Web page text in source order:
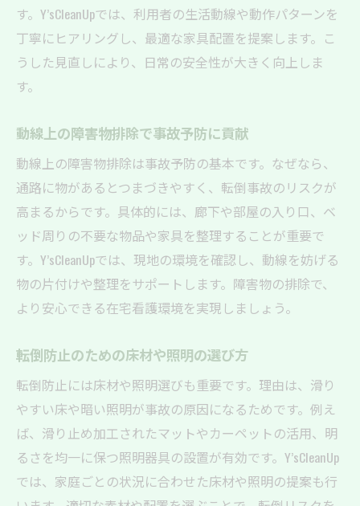
す。Y’sCleanUpでは、利用者の生活動線や動作パターンを
丁寧にヒアリングし、最適な家具配置を提案します。こ
うした見直しにより、日常の安全性が大きく向上しま
す。
動線上の障害物排除で事故予防に貢献
動線上の障害物排除は事故予防の基本です。なぜなら、
通路に物があるとつまづきやすく、転倒事故のリスクが
高まるからです。具体的には、廊下や部屋の入り口、ベ
ッド周りの不要な物品や家具を整理することが重要で
す。Y’sCleanUpでは、現地の環境を確認し、動線を妨げる
物の片付けや整理をサポートします。障害物の排除で、
より安心できる在宅看護環境を実現しましょう。
転倒防止のための床材や照明の選び方
転倒防止には床材や照明選びも重要です。理由は、滑り
やすい床や暗い照明が事故の原因になるためです。例え
ば、滑り止め加工されたマットやカーペットの活用、明
るさを均一に保つ照明器具の設置が有効です。Y’sCleanUp
では、家庭ごとの状況に合わせた床材や照明の提案も行